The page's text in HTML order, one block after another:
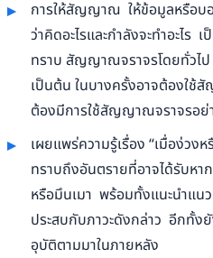
การให้สัญญาณ ให้ข้อมูลหรือบ
ว่าคิดอะไรและกำลังจะทำอะไร
ทราบ สัญญาณจราจรโดยทั่วไป
เป็นต้น ในบางครั้งอาจต้องใ
ต้องมีการใช้สัญญาณจราจรอย่
เผยแพร่ความรู้เรื่อง “เมื่อง่วง
ทราบถึงอันตรายที่อาจได้รับหา
หรือมึนเมา พร้อมทั้งแนะนำแน
ประสบกับภาวะดังกล่าว อีกทั้ง
อุบัติตามมาในภายหลัง